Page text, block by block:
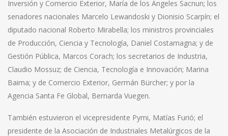
Inversión y Comercio Exterior, María de los Ángeles Sacnun; los
senadores nacionales Marcelo Lewandoski y Dionisio Scarpín; el
diputado nacional Roberto Mirabella; los ministros provinciales
de Producción, Ciencia y Tecnología, Daniel Costamagna; y de
Gestión Pública, Marcos Corach; los secretarios de Industria,
Claudio Mossuz; de Ciencia, Tecnología e Innovación; Marina
Baima; y de Comercio Exterior, Germán Bürcher; y por la
Agencia Santa Fe Global, Bernarda Vuegen.
También estuvieron el vicepresidente Pymi, Matías Furió; el
presidente de la Asociación de Industriales Metalúrgicos de la